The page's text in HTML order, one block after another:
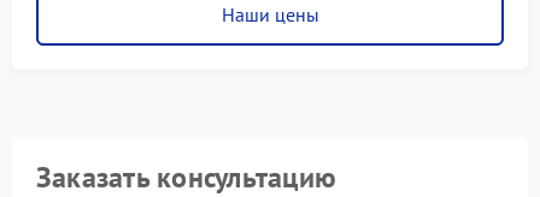
Наши цены
Заказать консультацию